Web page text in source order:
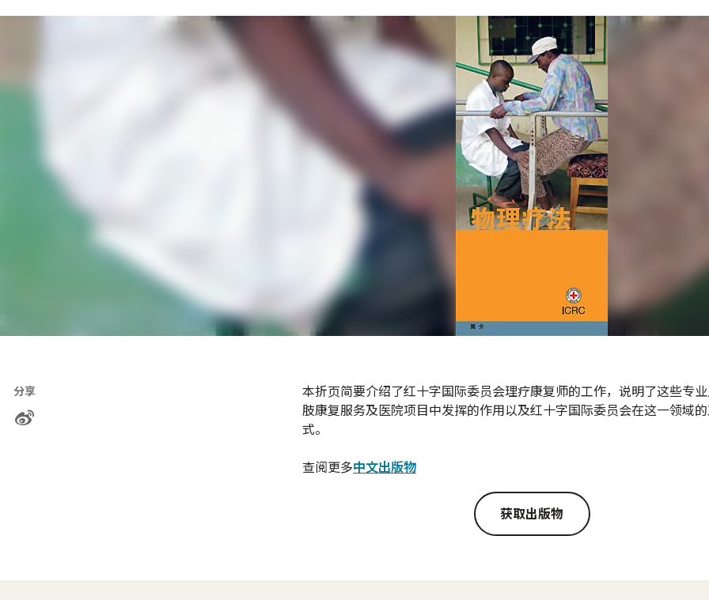
分享
本折页简要介绍了红十字国际委员会理疗康复师的工作，说明了这些专
肢康复服务及医院项目中发挥的作用以及红十字国际委员会在这一领域
式。
查阅更多中文出版物
获取出版物